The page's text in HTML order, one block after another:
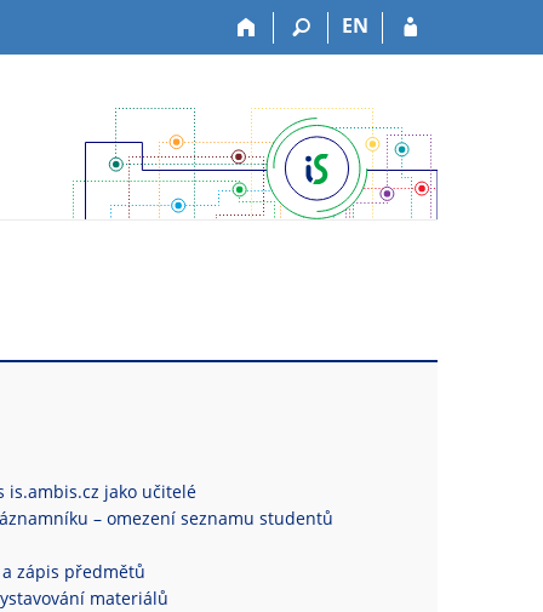
EN
is.ambis.cz jako učitelé
– omezení seznamu studentů
zápis předmětů
materiálů